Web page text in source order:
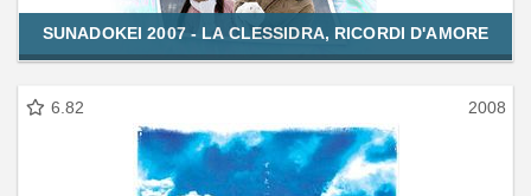
SUNADOKEI 2007 - LA CLESSIDRA, RICORDI D'AMORE
6.82 2008